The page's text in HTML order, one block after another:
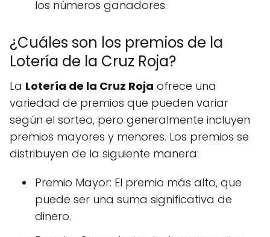
los números ganadores.
¿Cuáles son los premios de la
Lotería de la Cruz Roja?
La Lotería de la Cruz Roja ofrece una
variedad de premios que pueden variar
según el sorteo, pero generalmente incluyen
premios mayores y menores. Los premios se
distribuyen de la siguiente manera:
Premio Mayor: El premio más alto, que
puede ser una suma significativa de
dinero.